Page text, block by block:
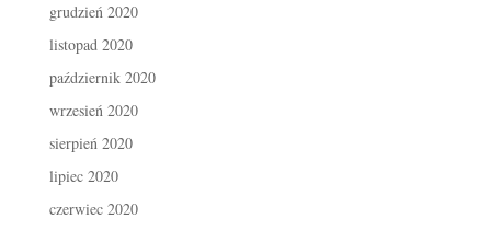
grudzień 2020
listopad 2020
październik 2020
wrzesień 2020
sierpień 2020
lipiec 2020
czerwiec 2020